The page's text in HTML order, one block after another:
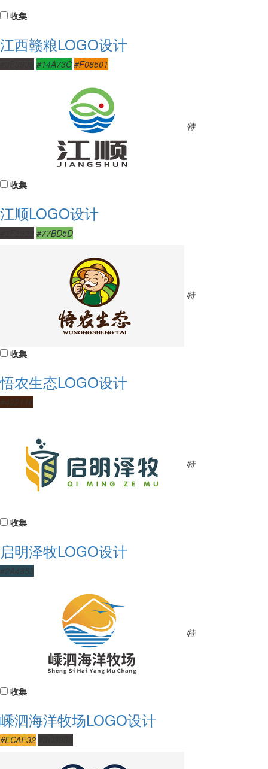
收集
江西赣粮LOGO设计
#14A73C #F08501
特
收集
江顺LOGO设计
#77BD5D
特
收集
悟农生态LOGO设计
#422110
特
收集
启明泽牧LOGO设计
#2A4853
特
收集
嵊泗海洋牧场LOGO设计
#ECAF32